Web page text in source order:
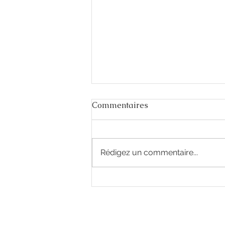
Commentaires
Rédigez un commentaire...